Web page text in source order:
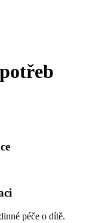
péče o dítě.